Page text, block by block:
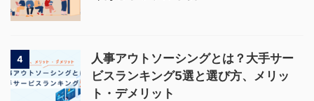
4
人事アウトソーシングとは？大手サー
ビスランキング5選と選び方、メリッ
ト・デメリット